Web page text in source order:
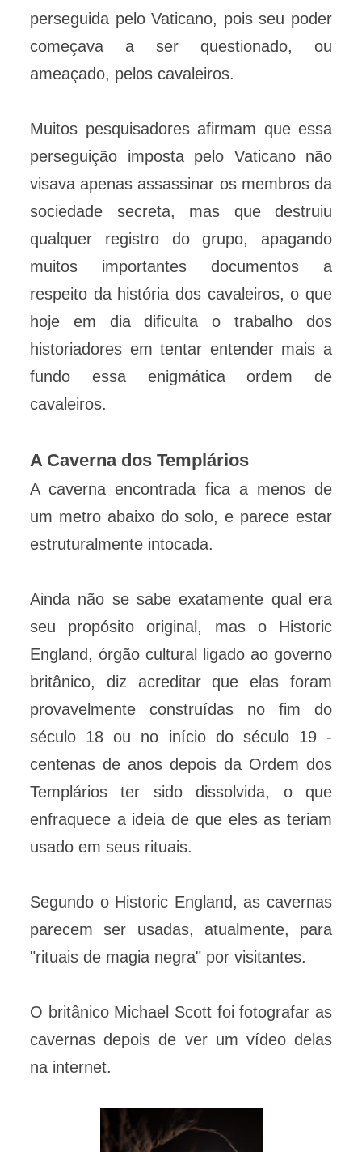
perseguida pelo Vaticano, pois seu poder
começava a ser questionado, ou
ameaçado, pelos cavaleiros.
Muitos pesquisadores afirmam que essa
perseguição imposta pelo Vaticano não
visava apenas assassinar os membros da
sociedade secreta, mas que destruiu
qualquer registro do grupo, apagando
muitos importantes documentos a
respeito da história dos cavaleiros, o que
hoje em dia dificulta o trabalho dos
historiadores em tentar entender mais a
fundo essa enigmática ordem de
cavaleiros.
A Caverna dos Templários
A caverna encontrada fica a menos de
um metro abaixo do solo, e parece estar
estruturalmente intocada.
Ainda não se sabe exatamente qual era
seu propósito original, mas o Historic
England, órgão cultural ligado ao governo
britânico, diz acreditar que elas foram
provavelmente construídas no fim do
século 18 ou no início do século 19 -
centenas de anos depois da Ordem dos
Templários ter sido dissolvida, o que
enfraquece a ideia de que eles as teriam
usado em seus rituais.
Segundo o Historic England, as cavernas
parecem ser usadas, atualmente, para
"rituais de magia negra" por visitantes.
O britânico Michael Scott foi fotografar as
cavernas depois de ver um vídeo delas
na internet.